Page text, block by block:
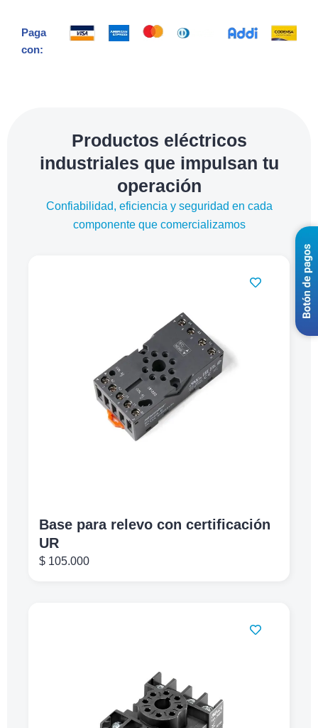
Paga
con:
Productos eléctricos
industriales que impulsan tu
operación
Confiabilidad, eficiencia y seguridad en cada
componente que comercializamos
Base para relevo con certificación
UR
$ 105.000